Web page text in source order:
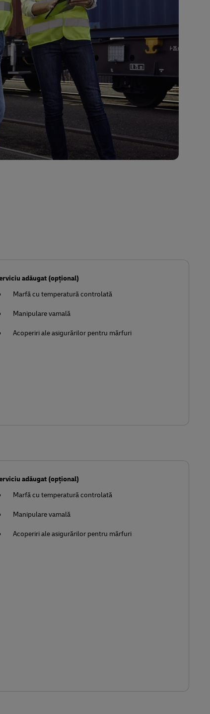
adăugat (opțional)
Marfă cu temperatură controlată
Manipulare vamală
Acoperiri ale asigurărilor pentru mărfuri
adăugat (opțional)
Marfă cu temperatură controlată
Manipulare vamală
Acoperiri ale asigurărilor pentru mărfuri